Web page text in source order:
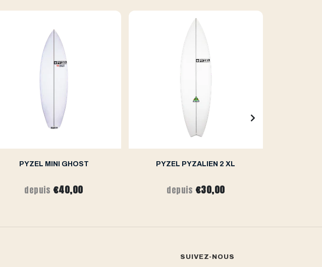
PYZEL MINI GHOST
depuis €40,00
PYZEL PYZALIEN 2 XL
depuis €30,00
SUIVEZ-NOUS